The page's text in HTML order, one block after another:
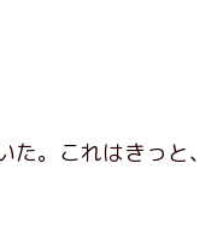
。これはきっと、